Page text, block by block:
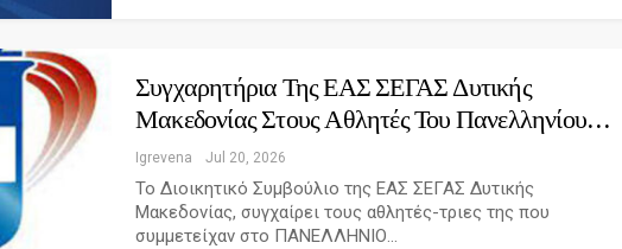
Συγχαρητήρια Της ΕΑΣ ΣΕΓΑΣ Δυτικής
Μακεδονίας Στους Αθλητές Του Πανελληνίου…
Igrevena Jul 20, 2026
Το Διοικητικό Συμβούλιο της ΕΑΣ ΣΕΓΑΣ Δυτικής
Μακεδονίας, συγχαίρει τους αθλητές-τριες της που
συμμετείχαν στο ΠΑΝΕΛΛΗΝΙΟ…